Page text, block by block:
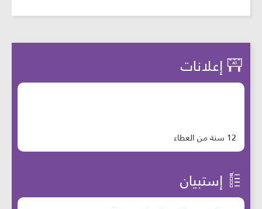
إعلانات
12 سنة من العطاء
إستبيان